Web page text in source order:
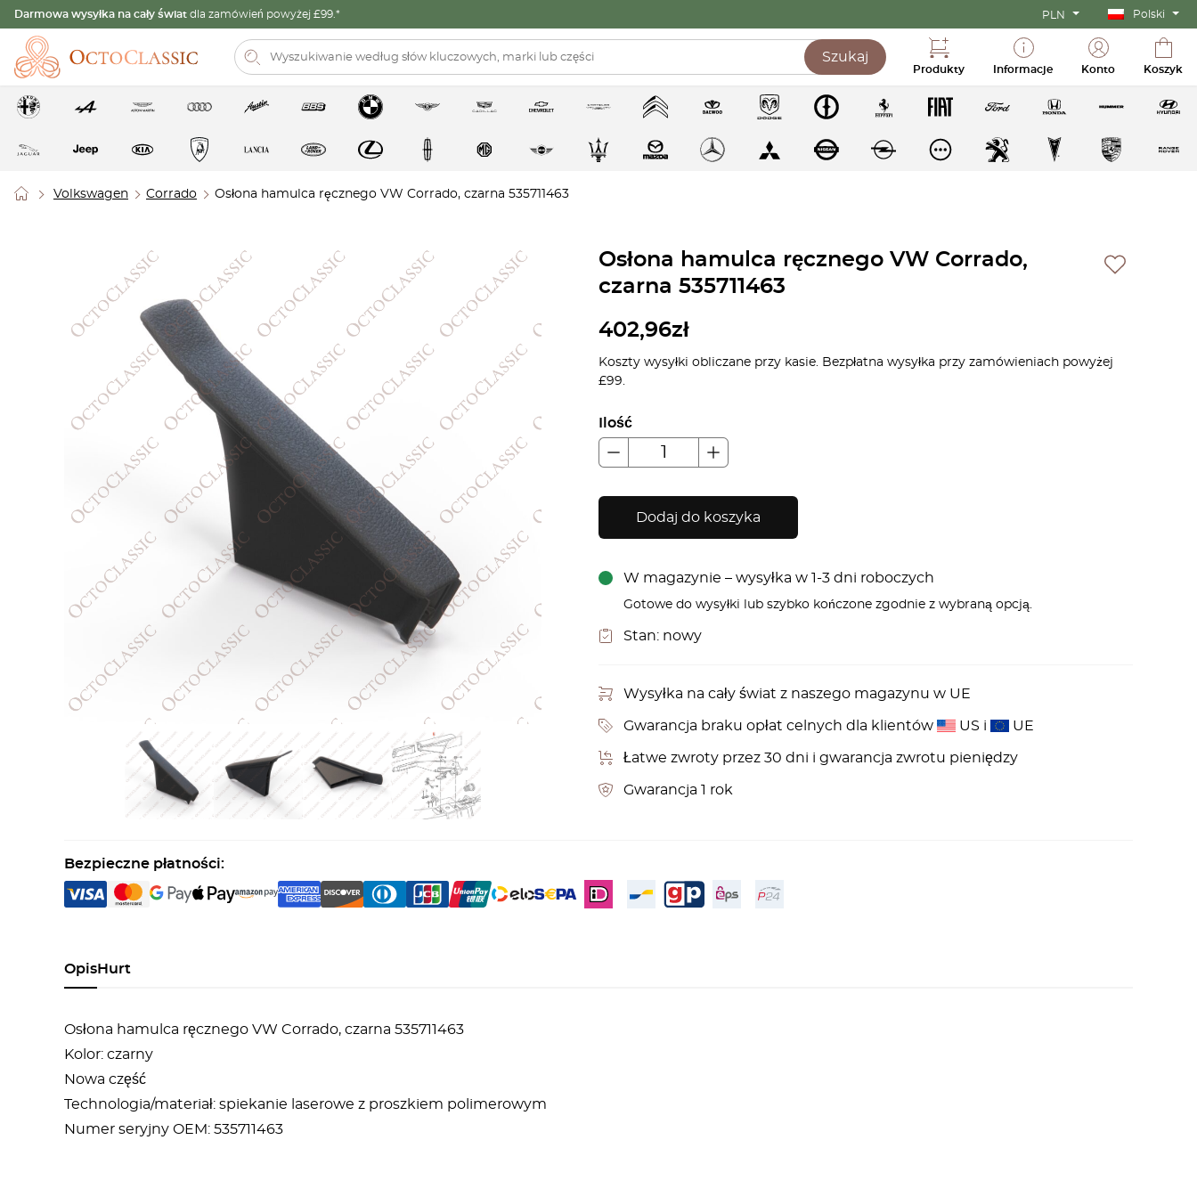
Darmowa wysyłka na cały świat dla zamówień powyżej £99.* PLN Polski
Szukaj
Produkty Informacje Konto Koszyk
Volkswagen Corrado Osłona hamulca ręcznego VW Corrado, czarna 535711463
Osłona hamulca ręcznego VW Corrado,
czarna 535711463
402,96zł
Koszty wysyłki obliczane przy kasie. Bezpłatna wysyłka przy zamówieniach powyżej
£99.
Ilość
Dodaj do koszyka
W magazynie – wysyłka w 1-3 dni roboczych
Gotowe do wysyłki lub szybko kończone zgodnie z wybraną opcją.
Stan: nowy
Wysyłka na cały świat z naszego magazynu w UE
Gwarancja braku opłat celnych dla klientów US i UE
Łatwe zwroty przez 30 dni i gwarancja zwrotu pieniędzy
Gwarancja 1 rok
Bezpieczne płatności:
OpisHurt
Osłona hamulca ręcznego VW Corrado, czarna 535711463
Kolor: czarny
Nowa część
Technologia/materiał: spiekanie laserowe z proszkiem polimerowym
Numer seryjny OEM: 535711463